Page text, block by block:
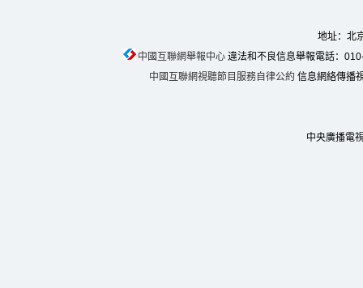
地址：北
中國互聯網舉報中心違法和不良信息舉報電話：
中國互聯網視聽節目服務自律公約 信息網絡傳播
中央廣播電